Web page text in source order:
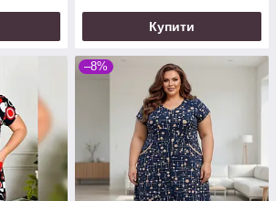
Купити
–8%